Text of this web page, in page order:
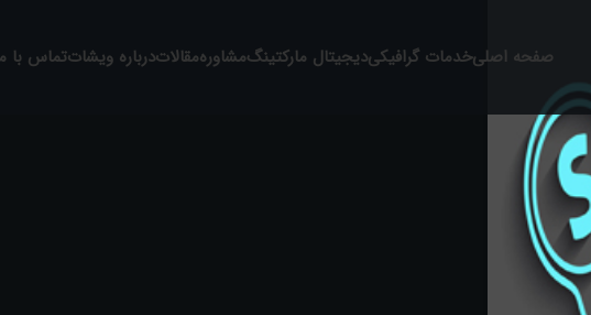
صفحه اصلیخدمات گرافیکیدیجیتال مارکتینگمشاورهمقالاتدرباره ویشاتتماس با